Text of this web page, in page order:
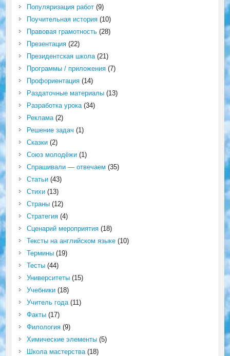
Популяризация работ(9)
Поучительная история(10)
Правовая грамотность(28)
Презентация(22)
Президентская школа(21)
Программы / приложения(7)
Профориентация(14)
Раздаточные материалы(13)
Разработка урока(34)
Реклама(2)
Решение задач (1)
Сказки(2)
Союз молодёжи(1)
Спрашивали — отвечаем (35)
Статьи(43)
Стихи(13)
Страны(12)
Стратегия(4)
Сценарий мероприятия(18)
Тексты на английском языке(10)
Термины(19)
Тесты(44)
Университеты(15)
Учебники(18)
Учитель года(11)
Факты(17)
Филология(9)
Химические элементы(5)
Школа мастерства(18)